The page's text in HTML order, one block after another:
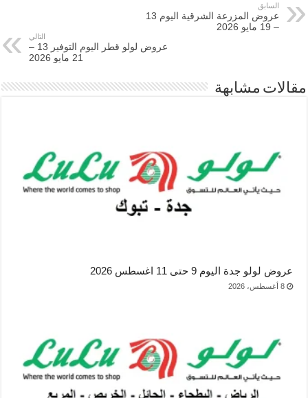
السابق
عروض المزرعة الشرقية اليوم 13
– 19 مايو 2026
التالي
عروض لولو قطر اليوم التوفير 13 –
21 مايو 2026
مقالات مشابهة
عروض لولو جدة اليوم 9 حتى 11 اغسطس 2026
8 أغسطس، 2026